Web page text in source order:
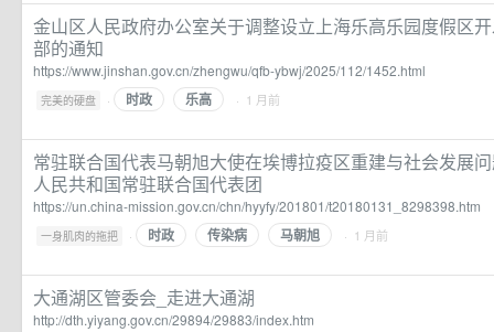
金山区人民政府办公室关于调整设立上海乐高乐园度假区
部的通知
https://www.jinshan.gov.cn/zhengwu/qfb-ybwj/2025/112/1452.html
完美的硬盘 · 时政 乐高 · 1 月前
常驻联合国代表马朝旭大使在埃博拉疫区重建与社会发展
人民共和国常驻联合国代表团
https://un.china-mission.gov.cn/chn/hyyfy/201801/t20180131_8298398.htm
一身肌肉的拖把 · 时政 传染病 马朝旭 · 1 月前
大通湖区管委会_走进大通湖
http://dth.yiyang.gov.cn/29894/29883/index.htm